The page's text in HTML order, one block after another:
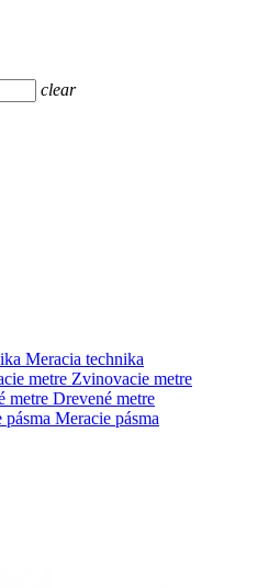
clear
Meracia technika
Zvinovacie metre
Drevené metre
Meracie pásma